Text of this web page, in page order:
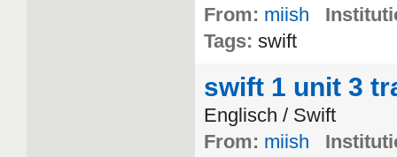
From: miish
Tags: swift
swift 1 unit 3
Englisch / Swift
From: miish